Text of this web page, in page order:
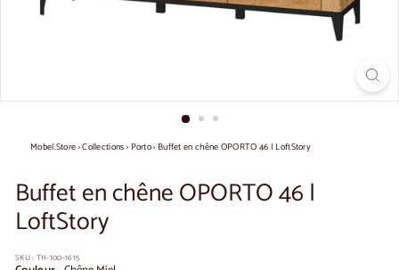
Mobel.Store›Collections› Porto› Buffet en chêne OPORTO 46 | LoftStory
Buffet en chêne OPORTO 46 |
LoftStory
SKU : TH-100-1615